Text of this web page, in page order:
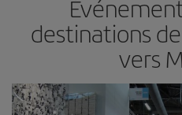
destinations
vers